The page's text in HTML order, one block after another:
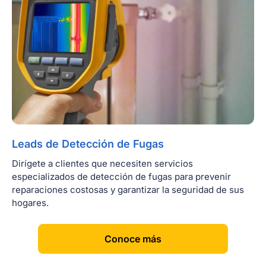
Leads de Detección de Fugas
Dirígete a clientes que necesiten servicios
especializados de detección de fugas para prevenir
reparaciones costosas y garantizar la seguridad de sus
hogares.
[
Conoce más]